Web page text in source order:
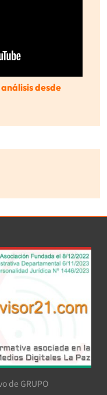
desde
de GRUPO